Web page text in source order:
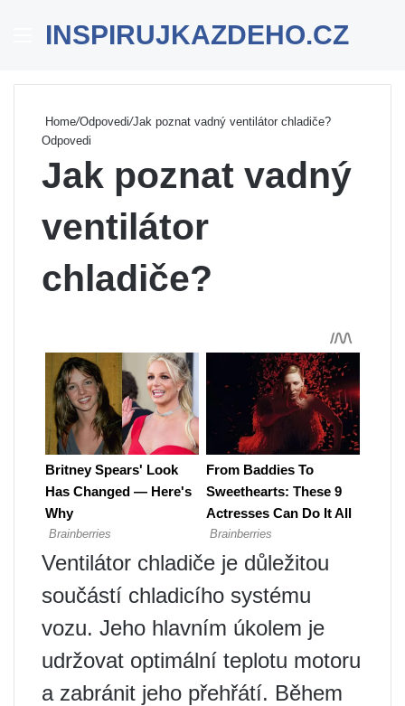
Menu
INSPIRUJKAZDEHO.CZ
Home/Odpovedi/Jak poznat vadný ventilátor chladiče?
Odpovedi
Jak poznat vadný
ventilátor
chladiče?
Ventilátor chladiče je důležitou
součástí chladicího systému
vozu. Jeho hlavním úkolem je
udržovat optimální teplotu motoru
a zabránit jeho přehřátí. Během